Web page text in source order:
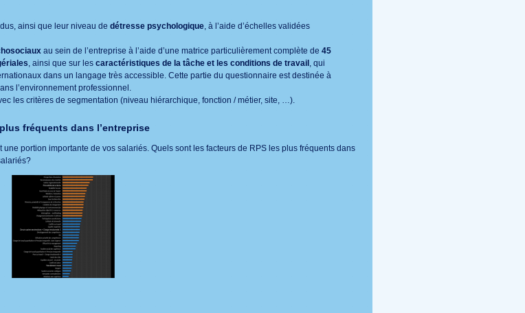
ainsi que leur niveau de détresse psychologique, à l’aide d’échelles validées
au sein de l’entreprise à l’aide d’une matrice particulièrement complète de 45
, ainsi que sur les caractéristiques de la tâche et les conditions de travail , qui
dans un langage très accessible. Cette partie du questionnaire est destinée à
l’environnement professionnel.
les critères de segmentation (niveau hiérarchique, fonction / métier, site, …).
fréquents dans l’entreprise
portion importante de vos salariés. Quels sont les facteurs de RPS les plus fréquents dans